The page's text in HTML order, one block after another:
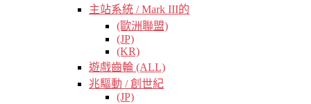
主站系統 / Mark III的
(歐洲聯盟)
(JP)
(KR)
遊戲齒輪 (ALL)
兆驅動 / 創世紀
(JP)